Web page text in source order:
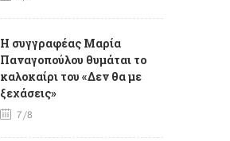
Η συγγραφέας Μαρία
Παναγοπούλου θυμάται το
καλοκαίρι του «Δεν θα με
ξεχάσεις»
7/8